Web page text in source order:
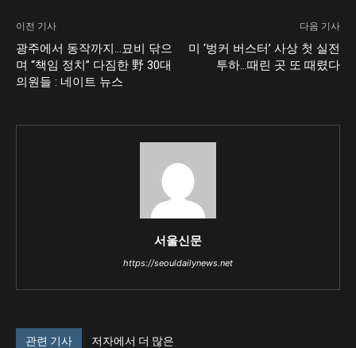
이전 기사
광주에서 동작까지…묘비 닦으
며 “책임 정치” 다짐한 野 30대
의원들 : 네이트 뉴스
다음 기사
미 ‘벙커 버스터’ 사상 첫 실전
투하…때린 곳 또 때렸다
서울신문
https://seouldailynews.net
관련 기사 저자에서 더 많은